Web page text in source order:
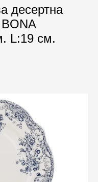
десертна
BONA
L:19 см.